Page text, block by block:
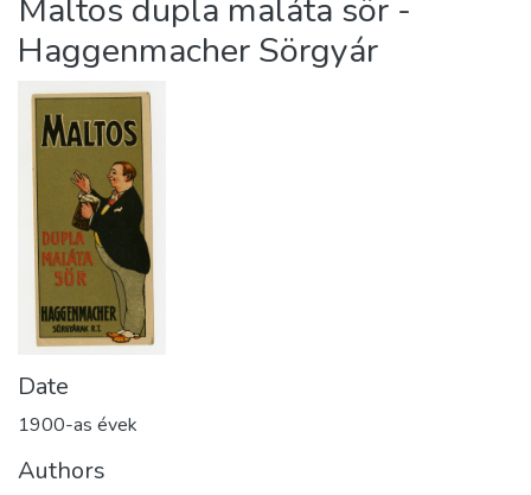
About us
Maltos dupla maláta sör -
Haggenmacher Sörgyár
Date
1900-as évek
Authors